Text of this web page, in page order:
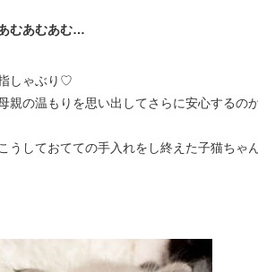
むあむあむ…
しゃぶり♡
親の温もりを思い出してさらに安心するの
こうしておてての手入れをし終えた子猫ちゃ